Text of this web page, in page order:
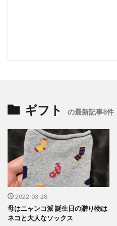
ギフト の最新記事8件
2022-03-28
母はニャンコ派 誕生日の贈り物は
ネコと大人なソックス